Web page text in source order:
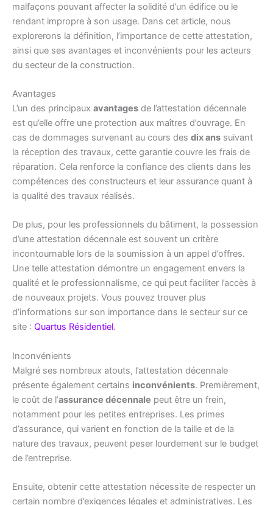
malfaçons pouvant affecter la solidité d’un édifice ou le
rendant impropre à son usage. Dans cet article, nous
explorerons la définition, l’importance de cette attestation,
ainsi que ses avantages et inconvénients pour les acteurs
du secteur de la construction.
Avantages
L’un des principaux avantages de l’attestation décennale
est qu’elle offre une protection aux maîtres d’ouvrage. En
cas de dommages survenant au cours des dix ans suivant
la réception des travaux, cette garantie couvre les frais de
réparation. Cela renforce la confiance des clients dans les
compétences des constructeurs et leur assurance quant à
la qualité des travaux réalisés.
De plus, pour les professionnels du bâtiment, la possession
d’une attestation décennale est souvent un critère
incontournable lors de la soumission à un appel d’offres.
Une telle attestation démontre un engagement envers la
qualité et le professionnalisme, ce qui peut faciliter l’accès à
de nouveaux projets. Vous pouvez trouver plus
d’informations sur son importance dans le secteur sur ce
site : Quartus Résidentiel.
Inconvénients
Malgré ses nombreux atouts, l’attestation décennale
présente également certains inconvénients. Premièrement,
le coût de l’assurance décennale peut être un frein,
notamment pour les petites entreprises. Les primes
d’assurance, qui varient en fonction de la taille et de la
nature des travaux, peuvent peser lourdement sur le budget
de l’entreprise.
Ensuite, obtenir cette attestation nécessite de respecter un
certain nombre d’exigences légales et administratives. Les